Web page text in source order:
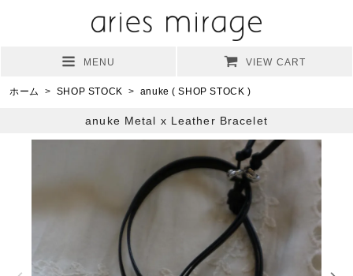
MENU VIEW CART
ホーム > SHOP STOCK > anuke ( SHOP STOCK )
anuke Metal x Leather Bracelet